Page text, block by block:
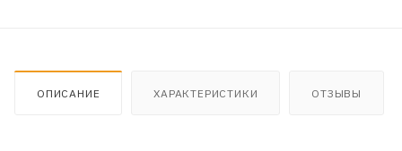
ОПИСАНИЕ ХАРАКТЕРИСТИКИ ОТЗЫВЫ